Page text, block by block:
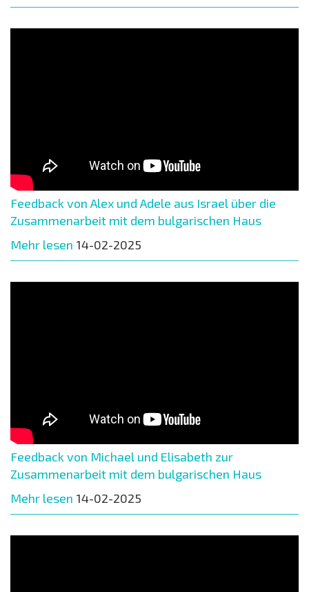
Feedback von Alex und Adele aus Israel über die
Zusammenarbeit mit dem bulgarischen Haus
Mehr lesen 14-02-2025
Feedback von Michael und Elisabeth zur
Zusammenarbeit mit dem bulgarischen Haus
Mehr lesen 14-02-2025